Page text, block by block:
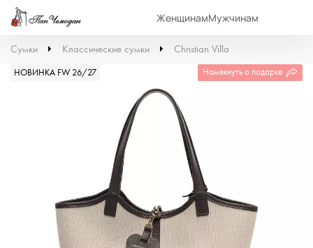
ЖенщинамМужчинам
Сумки Классические сумки Christian Villa
НОВИНКА FW 26/27 Намекнуть о подарке